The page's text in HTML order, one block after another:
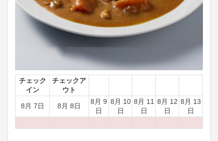
チェック
イン
チェックア
ウト
8月 7日 8月 8日
8月 9
日
8月 10
日
8月 11
日
8月 12
日
8月 13
日